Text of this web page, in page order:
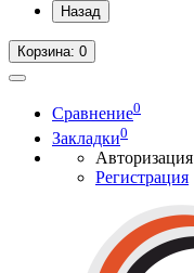
Назад
Корзина: 0
Сравнение0
Закладки0
Авторизация
Регистрация